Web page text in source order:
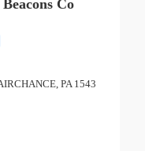
Co
PA 1543